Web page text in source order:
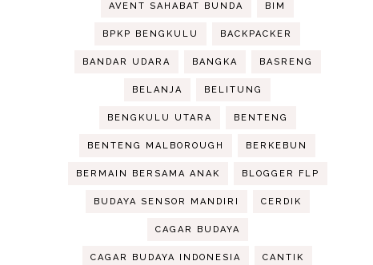
AVENT SAHABAT BUNDA BIM
BPKP BENGKULU BACKPACKER
BANDAR UDARA BANGKA BASRENG
BELANJA BELITUNG
BENGKULU UTARA BENTENG
BENTENG MALBOROUGH BERKEBUN
BERMAIN BERSAMA ANAK BLOGGER FLP
BUDAYA SENSOR MANDIRI CERDIK
CAGAR BUDAYA
CAGAR BUDAYA INDONESIA CANTIK